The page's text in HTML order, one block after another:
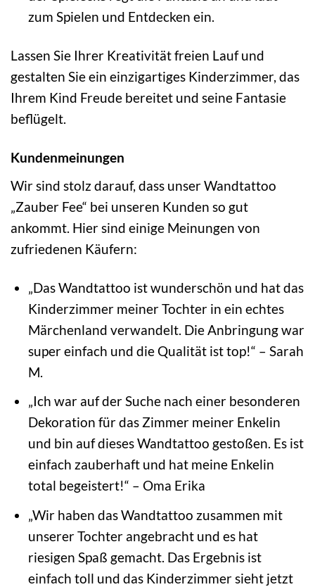
zum Spielen und Entdecken ein.
Lassen Sie Ihrer Kreativität freien Lauf und
gestalten Sie ein einzigartiges Kinderzimmer, das
Ihrem Kind Freude bereitet und seine Fantasie
beflügelt.
Kundenmeinungen
Wir sind stolz darauf, dass unser Wandtattoo
„Zauber Fee“ bei unseren Kunden so gut
ankommt. Hier sind einige Meinungen von
zufriedenen Käufern:
„Das Wandtattoo ist wunderschön und hat das
Kinderzimmer meiner Tochter in ein echtes
Märchenland verwandelt. Die Anbringung war
super einfach und die Qualität ist top!“ – Sarah
M.
„Ich war auf der Suche nach einer besonderen
Dekoration für das Zimmer meiner Enkelin
und bin auf dieses Wandtattoo gestoßen. Es ist
einfach zauberhaft und hat meine Enkelin
total begeistert!“ – Oma Erika
„Wir haben das Wandtattoo zusammen mit
unserer Tochter angebracht und es hat
riesigen Spaß gemacht. Das Ergebnis ist
einfach toll und das Kinderzimmer sieht jetzt